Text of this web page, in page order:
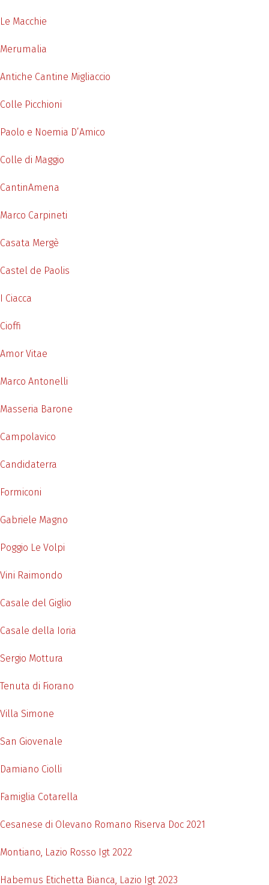
Le Macchie
Merumalia
Antiche Cantine Migliaccio
Colle Picchioni
Paolo e Noemia D’Amico
Colle di Maggio
CantinAmena
Marco Carpineti
Casata Mergè
Castel de Paolis
I Ciacca
Cioffi
Amor Vitae
Marco Antonelli
Masseria Barone
Campolavico
Candidaterra
Formiconi
Gabriele Magno
Poggio Le Volpi
Vini Raimondo
Casale del Giglio
Casale della Ioria
Sergio Mottura
Tenuta di Fiorano
Villa Simone
San Giovenale
Damiano Ciolli
Famiglia Cotarella
Cesanese di Olevano Romano Riserva Doc 2021
Montiano, Lazio Rosso Igt 2022
Habemus Etichetta Bianca, Lazio Igt 2023